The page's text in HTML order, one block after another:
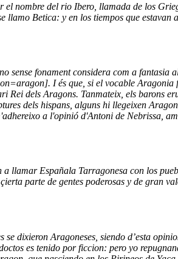
el nombre del rio Ibero, llamada de los
Betica: y en los tiempos que estavan
sense fonament considera com a fantasia
I és que, si el vocable Aragonia
Rei dels Aragons. Tanmateix, els barons
dels hispans, alguns hi llegeixen
a l'opinió d'Antoni de Nebrissa,
llamar Españala Tarragonesa con los
parte de gentes poderosas y de gran
dixieron Aragoneses, siendo d’esta
es tenido por ficcion: pero yo